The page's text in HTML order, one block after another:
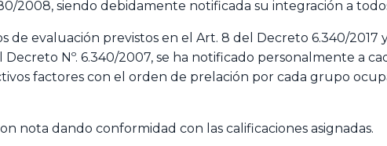
2008, siendo debidamente notificada su integración a
evaluación previstos en el Art. 8 del Decreto 6.340/2017
Nº. 6.340/2007, se ha notificado personalmente a
factores con el orden de prelación por cada grupo
nota dando conformidad con las calificaciones asignadas.